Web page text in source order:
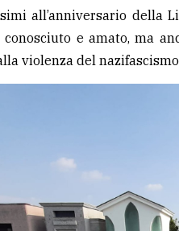
all’anniversario della
e amato, ma
violenza del